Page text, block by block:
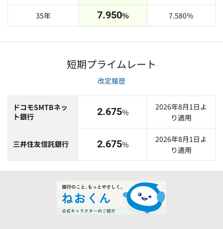
35年 7.950％ 7.580％
短期プライムレート
改定履歴
ドコモSMTBネッ
ト銀行
2.675％
2026年8月1日よ
り適用
三井住友信託銀行 2.675％
2026年8月1日よ
り適用